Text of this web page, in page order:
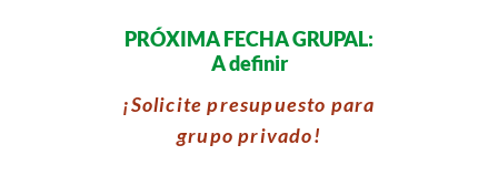
PRÓXIMA FECHA GRUPAL:
A definir
¡Solicite presupuesto para
grupo privado!